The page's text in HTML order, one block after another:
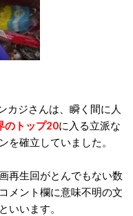
カジさんは、瞬く間に人
のトップ20に入る立派な
を確立していました。
再生回がとんでもない数
メント欄に意味不明の文
いいます。